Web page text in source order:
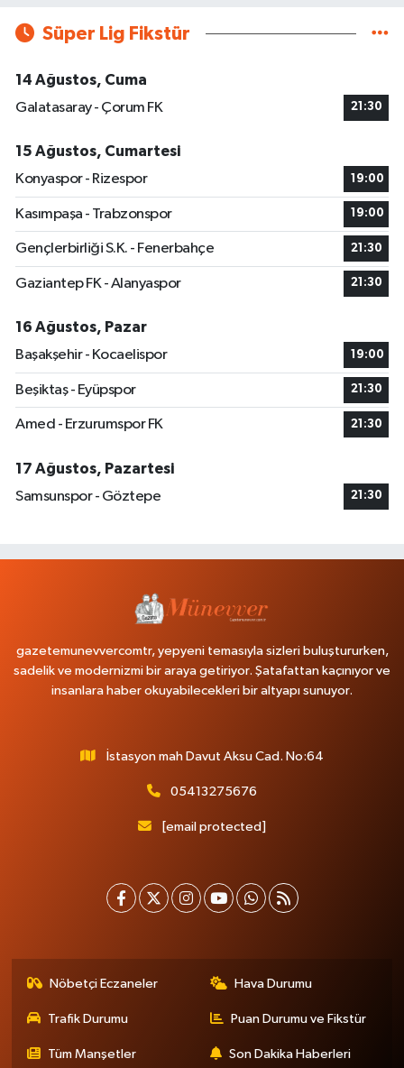
Süper Lig Fikstür
14 Ağustos, Cuma
Galatasaray - Çorum FK
21:30
15 Ağustos, Cumartesi
Konyaspor - Rizespor
19:00
Kasımpaşa - Trabzonspor 19:00
Gençlerbirliği S.K. - Fenerbahçe 21:30
Gaziantep FK - Alanyaspor 21:30
16 Ağustos, Pazar
Başakşehir - Kocaelispor
19:00
Beşiktaş - Eyüpspor 21:30
Amed - Erzurumspor FK 21:30
17 Ağustos, Pazartesi
Samsunspor - Göztepe
21:30
gazetemunevvercomtr, yepyeni temasıyla sizleri buluştururken,
sadelik ve modernizmi bir araya getiriyor. Şatafattan kaçınıyor ve
insanlara haber okuyabilecekleri bir altyapı sunuyor.
İstasyon mah Davut Aksu Cad. No:64
05413275676
[email protected]
Nöbetçi Eczaneler Hava Durumu
Trafik Durumu Puan Durumu ve Fikstür
Tüm Manşetler Son Dakika Haberleri